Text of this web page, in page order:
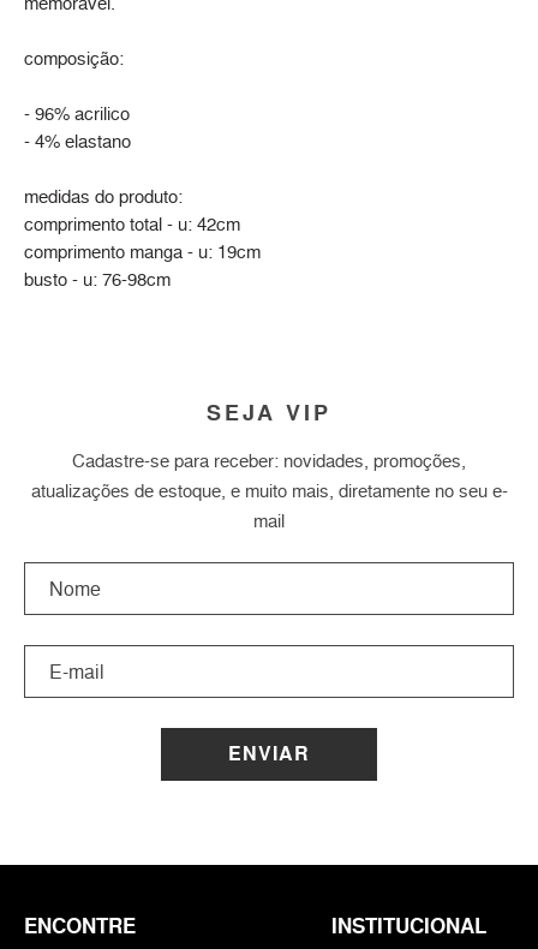
composição:
- 96% acrilico
- 4% elastano
medidas do produto:
comprimento total - u: 42cm
comprimento manga - u: 19cm
busto - u: 76-98cm
SEJA VIP
Cadastre-se para receber: novidades, promoções,
atualizações de estoque, e muito mais, diretamente no seu e-
mail
ENVIAR
ENCONTRE INSTITUCIONAL